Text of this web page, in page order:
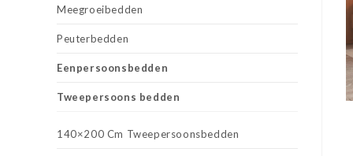
Meegroeibedden
Peuterbedden
Eenpersoonsbedden
Tweepersoons bedden
140×200 Cm Tweepersoonsbedden